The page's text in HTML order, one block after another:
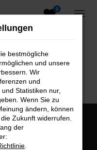
0
bestmögliche
und unsere
Wir
und
Statistiken nur,
Wenn Sie zu
ändern, können
Zukunft widerrufen.
der